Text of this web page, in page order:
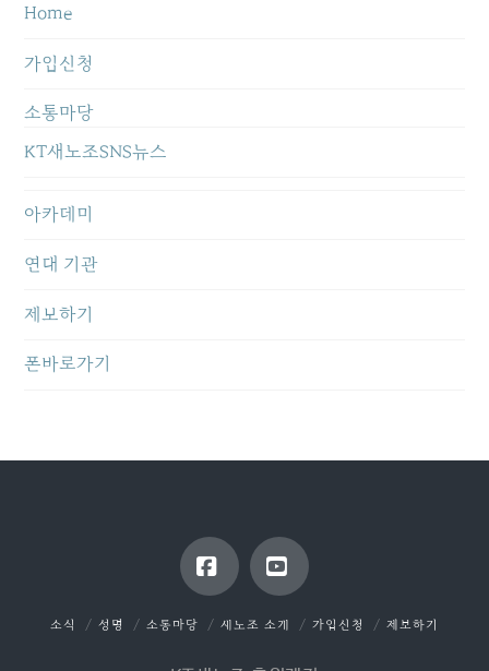
Home
가입신청
소통마당
KT새노조SNS뉴스
아카데미
연대 기관
제보하기
폰바로가기
FacebookYouTube
소식 성명 소통마당 새노조 소개 가입신청 제보하기